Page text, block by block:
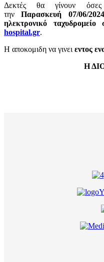
Δεκτές θα γίνουν
τηνΠαρασκευή 07/06/
ηλεκτρονικό
hospital.gr.
Η αποκομιδη να γινει εντος
Η